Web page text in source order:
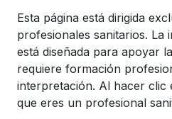
o presupuesto
Esta página está dirigida
profesionales sanitarios. La
está diseñada para apoyar
requiere formación
interpretación. Al hacer
que eres un profesional